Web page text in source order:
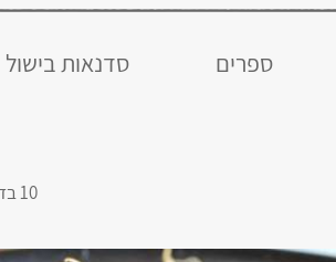
ספרים סדנאות בישול
10 בדצמבר 2011